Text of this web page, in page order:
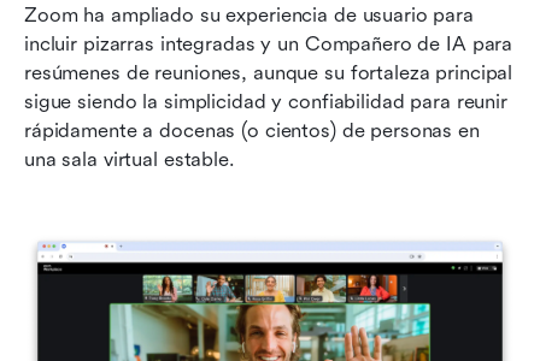
Zoom ha ampliado su experiencia de usuario para
incluir pizarras integradas y un Compañero de IA para
resúmenes de reuniones, aunque su fortaleza principal
sigue siendo la simplicidad y confiabilidad para reunir
rápidamente a docenas (o cientos) de personas en
una sala virtual estable.